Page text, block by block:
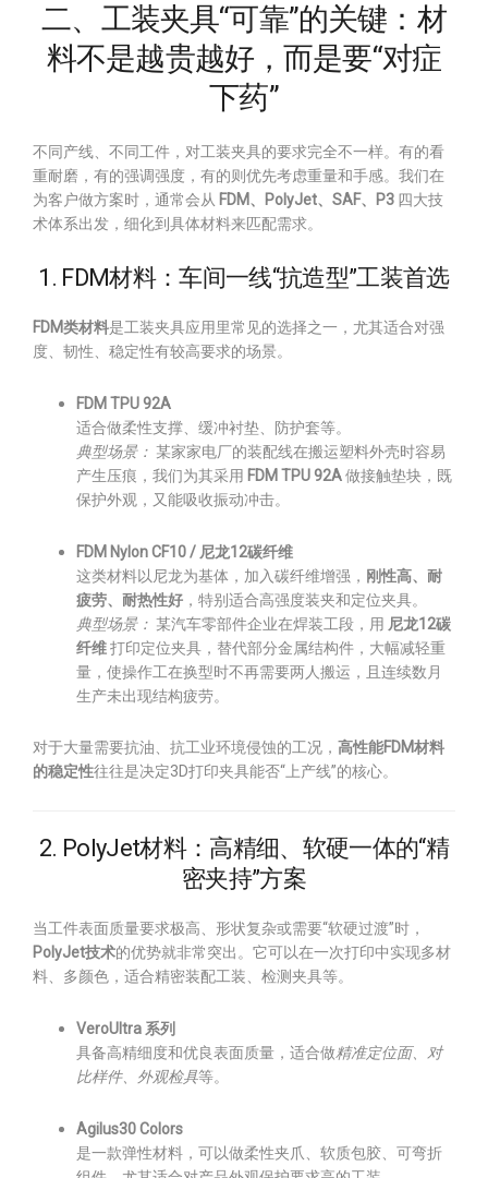
二、工装夹具“可靠”的关键：材
料不是越贵越好，而是要“对症
下药”
不同产线、不同工件，对工装夹具的要求完全不一样。有的看
重耐磨，有的强调强度，有的则优先考虑重量和手感。我们在
为客户做方案时，通常会从 FDM、PolyJet、SAF、P3 四大技
术体系出发，细化到具体材料来匹配需求。
1. FDM材料：车间一线“抗造型”工装首选
FDM类材料是工装夹具应用里常见的选择之一，尤其适合对强
度、韧性、稳定性有较高要求的场景。
FDM TPU 92A
适合做柔性支撑、缓冲衬垫、防护套等。
典型场景： 某家家电厂的装配线在搬运塑料外壳时容易
产生压痕，我们为其采用 FDM TPU 92A做接触垫块，既
保护外观，又能吸收振动冲击。
FDM Nylon CF10 / 尼龙12碳纤维
这类材料以尼龙为基体，加入碳纤维增强， 刚性高、耐
疲劳、耐热性好 ，特别适合高强度装夹和定位夹具。
典型场景： 某汽车零部件企业在焊装工段，用 尼龙12碳
纤维打印定位夹具，替代部分金属结构件，大幅减轻重
量，使操作工在换型时不再需要两人搬运，且连续数月
生产未出现结构疲劳。
对于大量需要抗油、抗工业环境侵蚀的工况， 高性能FDM材料
的稳定性往往是决定3D打印夹具能否“上产线”的核心。
2. PolyJet材料：高精细、软硬一体的“精
密夹持”方案
当工件表面质量要求极高、形状复杂或需要“软硬过渡”时，
PolyJet技术的优势就非常突出。它可以在一次打印中实现多材
料、多颜色，适合精密装配工装、检测夹具等。
VeroUltra 系列
具备高精细度和优良表面质量，适合做精准定位面、对
比样件、外观检具等。
Agilus30 Colors
是一款弹性材料，可以做柔性夹爪、软质包胶、可弯折